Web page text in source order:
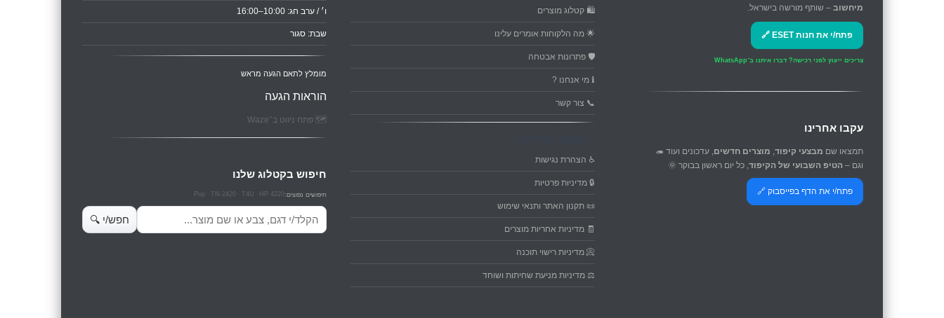
מיחשוב – שותף מורשה בישראל.
פתח/י את חנות ESET 🔗
צריכים ייעוץ לפני רכישה? דברו איתנו ב־WhatsApp
עקבו אחרינו
תמצאו שם מבצעי קיפוד, מוצרים חדשים, עדכונים ועוד 🦔
וגם – הטיפ השבועי של הקיפוד, כל יום ראשון בבוקר 🌞
פתח/י את הדף בפייסבוק 🔗
🛍️ קטלוג מוצרים
🌟 מה הלקוחות אומרים עלינו
🛡️ פתרונות אבטחה
ℹ️ מי אנחנו ?
📞 צור קשר
♿ הצהרת נגישות
🔒 מדיניות פרטיות
📜 תקנון האתר ותנאי שימוש
🧾 מדיניות אחריות מוצרים
📀 מדיניות רישוי תוכנה
⚖️ מדיניות מניעת שחיתות ושוחד
ו׳ / ערב חג: 10:00–16:00
שבת: סגור
מומלץ לתאם הגעה מראש
הוראות הגעה
🗺️ פתח ניווט ב־Waze
חיפוש בקטלוג שלנו
חיפושים נפוצים:HP 4220
T4U
TN-2420
Pop
חיפוש מוצרים
חפש/י 🔍